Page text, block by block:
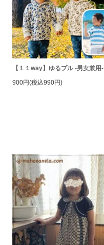
【１１way】ゆるプル -男女兼用-
900円(税込990円)